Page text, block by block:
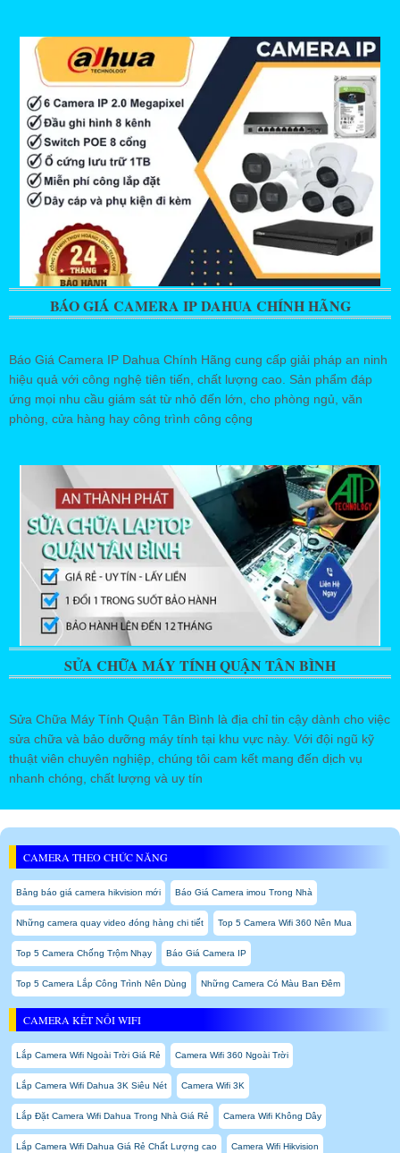
BÁO GIÁ CAMERA IP DAHUA CHÍNH HÃNG
Báo Giá Camera IP Dahua Chính Hãng cung cấp giải pháp an ninh
hiệu quả với công nghệ tiên tiến, chất lượng cao. Sản phẩm đáp
ứng mọi nhu cầu giám sát từ nhỏ đến lớn, cho phòng ngủ, văn
phòng, cửa hàng hay công trình công cộng
SỬA CHỮA MÁY TÍNH QUẬN TÂN BÌNH
Sửa Chữa Máy Tính Quận Tân Bình là địa chỉ tin cậy dành cho việc
sửa chữa và bảo dưỡng máy tính tại khu vực này. Với đội ngũ kỹ
thuật viên chuyên nghiệp, chúng tôi cam kết mang đến dịch vụ
nhanh chóng, chất lượng và uy tín
CAMERA THEO CHỨC NĂNG
Bảng báo giá camera hikvision mới Báo Giá Camera imou Trong Nhà
Những camera quay video đóng hàng chi tiết Top 5 Camera Wifi 360 Nên Mua
Top 5 Camera Chống Trộm Nhạy Báo Giá Camera IP
Top 5 Camera Lắp Công Trình Nên Dùng Những Camera Có Màu Ban Đêm
CAMERA KẾT NỐI WIFI
Lắp Camera Wifi Ngoài Trời Giá Rẻ Camera Wifi 360 Ngoài Trời
Lắp Camera Wifi Dahua 3K Siêu Nét Camera Wifi 3K
Lắp Đặt Camera Wifi Dahua Trong Nhà Giá Rẻ Camera Wifi Không Dây
Lắp Camera Wifi Dahua Giá Rẻ Chất Lượng cao Camera Wifi Hikvision